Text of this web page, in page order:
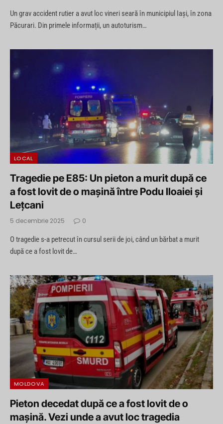
Un grav accident rutier a avut loc vineri seară în municipiul Iași, în zona
Păcurari. Din primele informații, un autoturism…
LOCAL
Tragedie pe E85: Un pieton a murit după ce
a fost lovit de o mașină între Podu Iloaiei și
Lețcani
5 decembrie 2025 0
O tragedie s-a petrecut în cursul serii de joi, când un bărbat a murit
după ce a fost lovit de…
MOLDOVA
Pieton decedat după ce a fost lovit de o
mașină. Vezi unde a avut loc tragedia